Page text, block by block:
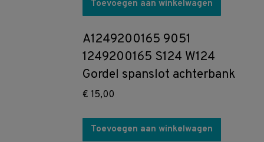
Toevoegen aan winkelwagen
A1249200165 9051
1249200165 S124 W124
Gordel spanslot achterbank
€ 15,00
Toevoegen aan winkelwagen